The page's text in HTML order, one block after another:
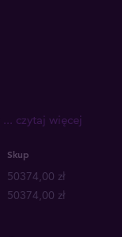
... czytaj więcej
Skup
50374,00 zł
50374,00 zł